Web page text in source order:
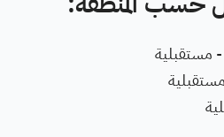
مستقبلية